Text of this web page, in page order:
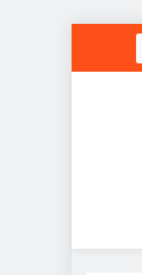
Перейти
к